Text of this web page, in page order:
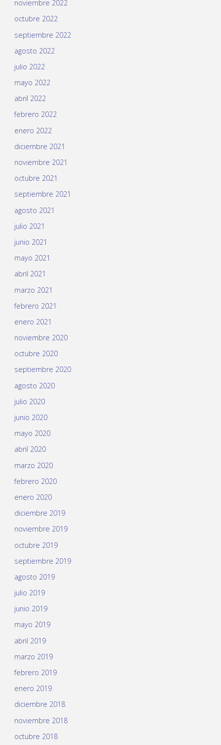
noviembre 2022
octubre 2022
septiembre 2022
agosto 2022
julio 2022
mayo 2022
abril 2022
febrero 2022
enero 2022
diciembre 2021
noviembre 2021
octubre 2021
septiembre 2021
agosto 2021
julio 2021
junio 2021
mayo 2021
abril 2021
marzo 2021
febrero 2021
enero 2021
noviembre 2020
octubre 2020
septiembre 2020
agosto 2020
julio 2020
junio 2020
mayo 2020
abril 2020
marzo 2020
febrero 2020
enero 2020
diciembre 2019
noviembre 2019
octubre 2019
septiembre 2019
agosto 2019
julio 2019
junio 2019
mayo 2019
abril 2019
marzo 2019
febrero 2019
enero 2019
diciembre 2018
noviembre 2018
octubre 2018